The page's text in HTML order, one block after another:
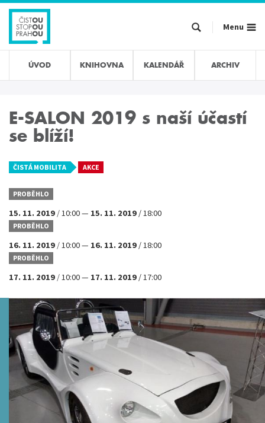
Přejít
hlavnímu
obsahu
Menu
ÚVOD KNIHOVNA KALENDÁŘ ARCHIV
E-SALON 2019 s naší účastí
se blíží!
ČISTÁ MOBILITA AKCE
PROBĚHLO
15. 11. 2019 /10:00— 15. 11. 2019 /18:00
PROBĚHLO
16. 11. 2019 /10:00— 16. 11. 2019 /18:00
PROBĚHLO
17. 11. 2019 /10:00— 17. 11. 2019 /17:00